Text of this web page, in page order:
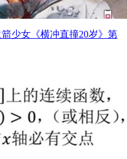
少女《横冲直撞20岁》第